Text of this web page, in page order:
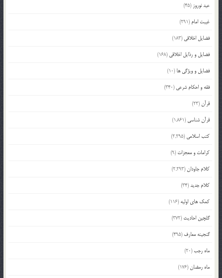
عید نوروز (45)
غیبت امام (291)
فضایل اخلاقی (183)
فضایل و رذایل اخلاقی (168)
فضایل و ویژگی ها (10)
فقه و احکام شرعی (340)
قرآن(23)
قرآن شناسی (1,861)
کتب اسلامی (2,295)
کرامات و معجزات (9)
کلام جاودان(2,293)
کلام جدید(34)
کمک های اولیه (116)
گلچین احادیث (372)
گنجینه معارف (495)
ماه رجب(20)
ماه رمضان(176)